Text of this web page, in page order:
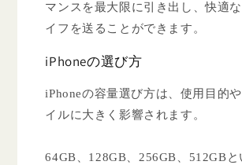
マンスを最大限に引き出し、快適
イフを送ることができます。
iPhoneの選び方
iPhoneの容量選び方は、使用目的
イルに大きく影響されます。
64GB、128GB、256GB、512GBと